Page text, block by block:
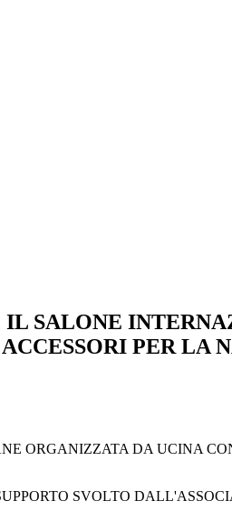
SALONE
PER LA
ORGANIZZATA DA UCINA
SVOLTO